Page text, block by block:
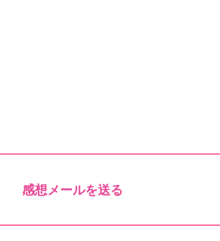
感想メールを送る